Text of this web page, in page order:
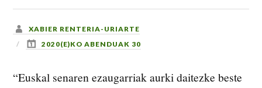
XABIER RENTERIA-URIARTE
2020(E)KO ABENDUAK 30
“Euskal senaren ezaugarriak aurki daitezke beste